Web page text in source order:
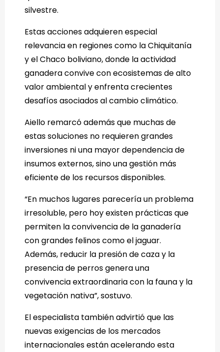
silvestre.
Estas acciones adquieren especial
relevancia en regiones como la Chiquitanía
y el Chaco boliviano, donde la actividad
ganadera convive con ecosistemas de alto
valor ambiental y enfrenta crecientes
desafíos asociados al cambio climático.
Aiello remarcó además que muchas de
estas soluciones no requieren grandes
inversiones ni una mayor dependencia de
insumos externos, sino una gestión más
eficiente de los recursos disponibles.
“En muchos lugares parecería un problema
irresoluble, pero hoy existen prácticas que
permiten la convivencia de la ganadería
con grandes felinos como el jaguar.
Además, reducir la presión de caza y la
presencia de perros genera una
convivencia extraordinaria con la fauna y la
vegetación nativa”, sostuvo.
El especialista también advirtió que las
nuevas exigencias de los mercados
internacionales están acelerando esta